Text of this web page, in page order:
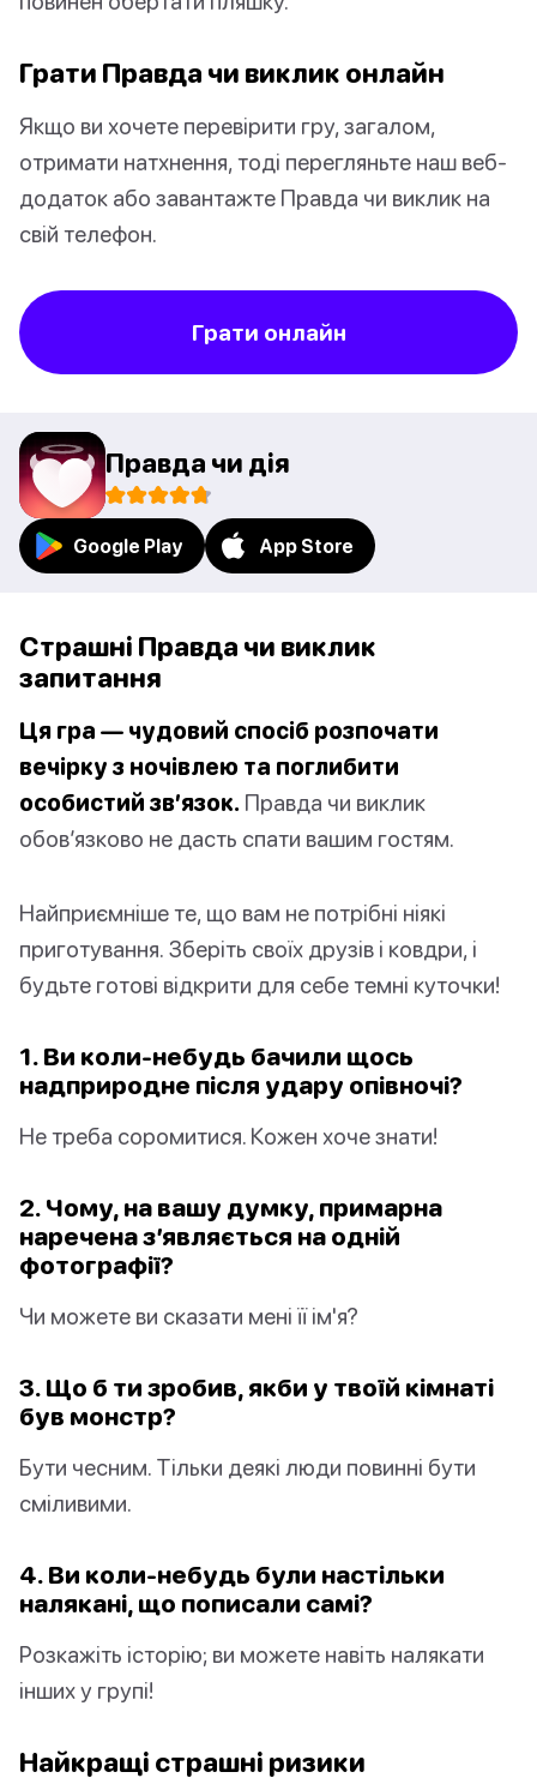
Грати Правда чи виклик онлайн
Якщо ви хочете перевірити гру, загалом,
отримати натхнення, тоді перегляньте наш веб-
додаток або завантажте Правда чи виклик на
свій телефон.
Грати онлайн
Правда чи дія
Google Play App Store
Страшні Правда чи виклик
запитання
Ця гра — чудовий спосіб розпочати
вечірку з ночівлею та поглибити
особистий зв’язок. Правда чи виклик
обов’язково не дасть спати вашим гостям.
Найприємніше те, що вам не потрібні ніякі
приготування. Зберіть своїх друзів і ковдри, і
будьте готові відкрити для себе темні куточки!
1. Ви коли-небудь бачили щось
надприродне після удару опівночі?
Не треба соромитися. Кожен хоче знати!
2. Чому, на вашу думку, примарна
наречена з’являється на одній
фотографії?
Чи можете ви сказати мені її ім'я?
3. Що б ти зробив, якби у твоїй кімнаті
був монстр?
Бути чесним. Тільки деякі люди повинні бути
сміливими.
4. Ви коли-небудь були настільки
налякані, що пописали самі?
Розкажіть історію; ви можете навіть налякати
інших у групі!
Найкращі страшні ризики